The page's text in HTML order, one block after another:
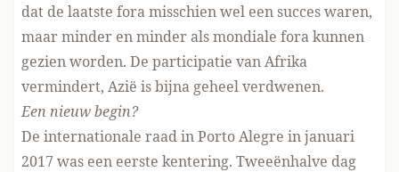
dat de laatste fora misschien wel een succes waren,
maar minder en minder als mondiale fora kunnen
gezien worden. De participatie van Afrika
vermindert, Azië is bijna geheel verdwenen.
Een nieuw begin?
De internationale raad in Porto Alegre in januari
2017 was een eerste kentering. Tweeënhalve dag